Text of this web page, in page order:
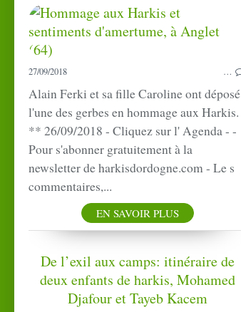
27/09/2018 …
Alain Ferki et sa fille Caroline ont déposé
l'une des gerbes en hommage aux Harkis.
** 26/09/2018 - Cliquez sur l' Agenda - -
Pour s'abonner gratuitement à la
newsletter de harkisdordogne.com - Le s
commentaires,...
EN SAVOIR PLUS
De l’exil aux camps: itinéraire de
deux enfants de harkis, Mohamed
Djafour et Tayeb Kacem